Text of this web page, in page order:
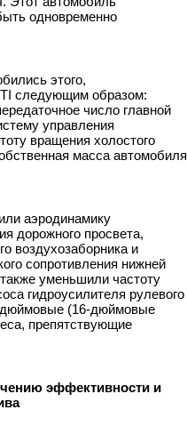
одновременно
этого,
следующим образом:
число главной
управления
вращения холостого
масса автомобиля
аэродинамику
дорожного просвета,
воздухозаборника и
сопротивления нижней
уменьшили частоту
гидроусилителя рулевого
дюймовые (16-дюймовые
препятствующие
эффективности и